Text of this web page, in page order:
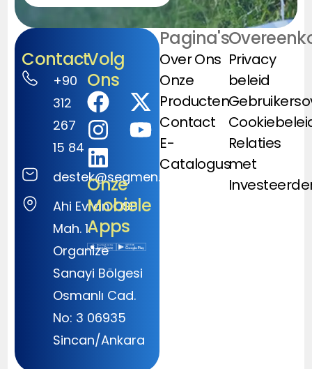
Contact
+90
312
267
15 84
destek@segmen.com.tr
Ahi Evran OSB
Mah. 1.
Organize
Sanayi Bölgesi
Osmanlı Cad.
No: 3 06935
Sincan/Ankara
Volg
Ons
Onze
Mobiele
Apps
Pagina's
Over Ons
Onze
Producten
Contact
E-
Catalogus
Privacy
beleid
Relaties
met